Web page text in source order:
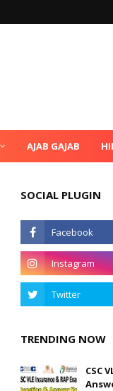
AJAB GAJAB
SOCIAL PLUGIN
TRENDING NOW
CSC